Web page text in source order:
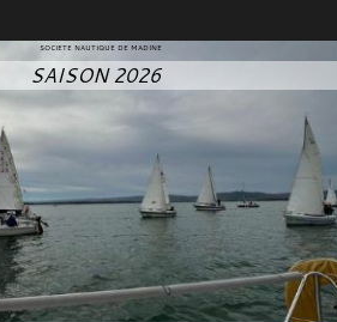
SOCIETE NAUTIQUE DE MADINE
SAISON 2026